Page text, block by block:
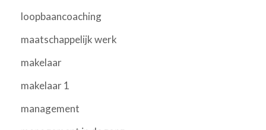
loopbaancoaching
maatschappelijk werk
makelaar
makelaar 1
management